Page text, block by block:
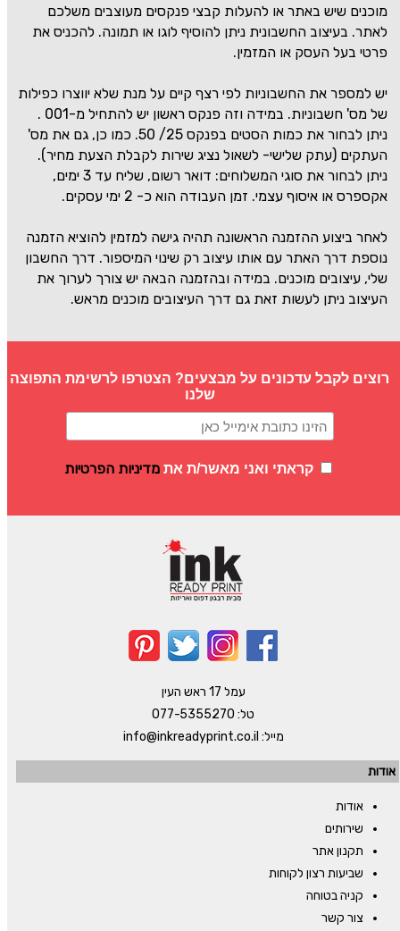
מוכנים שיש באתר או להעלות קבצי פנקסים מעוצבים משלכם
לאתר. בעיצוב החשבונית ניתן להוסיף לוגו או תמונה. להכניס את
פרטי בעל העסק או המזמין.
יש למספר את החשבוניות לפי רצף קיים על מנת שלא יווצרו כפילות
של מס' חשבוניות. במידה וזה פנקס ראשון יש להתחיל מ-001 .
ניתן לבחור את כמות הסטים בפנקס 25/ 50. כמו כן, גם את מס'
העתקים (עתק שלישי- לשאול נציג שירות לקבלת הצעת מחיר).
ניתן לבחור את סוגי המשלוחים: דואר רשום, שליח עד 3 ימים,
אקספרס או איסוף עצמי. זמן העבודה הוא כ- 2 ימי עסקים.
לאחר ביצוע ההזמנה הראשונה תהיה גישה למזמין להוציא הזמנה
נוספת דרך האתר עם אותו עיצוב רק שינוי המיספור. דרך החשבון
שלי, עיצובים מוכנים. במידה ובהזמנה הבאה יש צורך לערוך את
העיצוב ניתן לעשות זאת גם דרך העיצובים מוכנים מראש.
רוצים לקבל עדכונים על מבצעים? הצטרפו לרשימת התפוצה
שלנו
קראתי ואני מאשר/ת את מדיניות הפרטיות
עמל 17 ראש העין
טל: 077-5355270
מייל: info@inkreadyprint.co.il
אודות
אודות
שירותים
תקנון אתר
שביעות רצון לקוחות
קניה בטוחה
צור קשר